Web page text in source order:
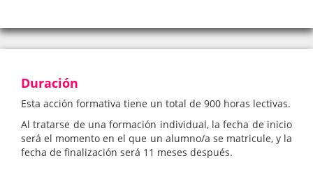
Duración
Esta acción formativa tiene un total de 900 horas lectivas.
Al tratarse de una formación individual, la fecha de inicio
será el momento en el que un alumno/a se matricule, y la
fecha de finalización será 11 meses después.